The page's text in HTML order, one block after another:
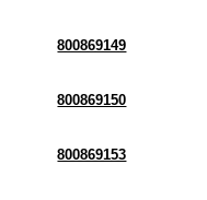
800869149
800869150
800869153